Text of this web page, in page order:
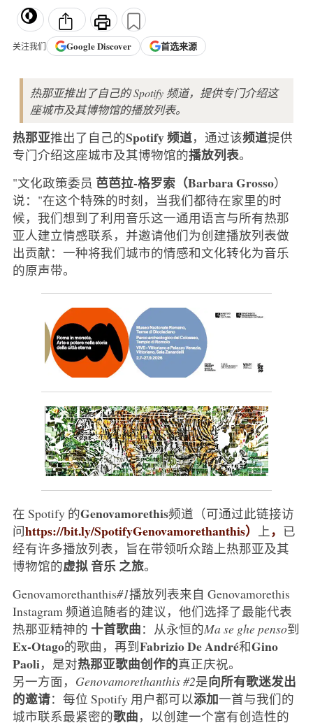
关注我们 GoogleDiscover 首选来源
热那亚推出了自己的 Spotify 频道，提供专门介绍这
座城市及其博物馆的播放列表。
热那亚推出了自己的Spotify 频道，通过该频道提供
专门介绍这座城市及其博物馆的播放列表。
"文化政策委员 芭芭拉-格罗索（Barbara Grosso）
说："在这个特殊的时刻，当我们都待在家里的时
候，我们想到了利用音乐这一通用语言与所有热那
亚人建立情感联系，并邀请他们为创建播放列表做
出贡献：一种将我们城市的情感和文化转化为音乐
的原声带。
在 Spotify 的Genovamorethis频道（可通过此链接访
问https://bit.ly/SpotifyGenovamorethanthis） 上 ， 已
经有许多播放列表，旨在带领听众踏上热那亚及其
博物馆的虚拟音乐之旅。
Genovamorethanthis#1播放列表来自 Genovamorethis
Instagram 频道追随者的建议，他们选择了最能代表
热那亚精神的 十首歌曲：从永恒的Ma se ghe penso到
Ex-Otago的歌曲，再到Fabrizio De André和Gino
Paoli，是对热那亚歌曲创作的真正庆祝。
另一方面， Genovamorethanthis #2是向所有歌迷发出
的邀请：每位 Spotify 用户都可以添加一首与我们的
城市联系最紧密的歌曲，以创建一个富有创造性的